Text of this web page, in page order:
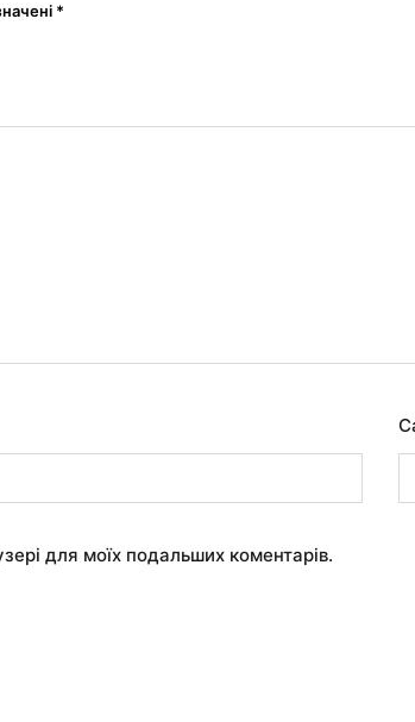
*
для моїх подальших коментарів.